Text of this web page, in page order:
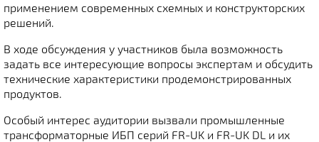
применением современных схемных и конструкторских
решений.
В ходе обсуждения у участников была возможность
задать все интересующие вопросы экспертам и обсудить
технические характеристики продемонстрированных
продуктов.
Особый интерес аудитории вызвали промышленные
трансформаторные ИБП серий FR-UK и FR-UK DL и их